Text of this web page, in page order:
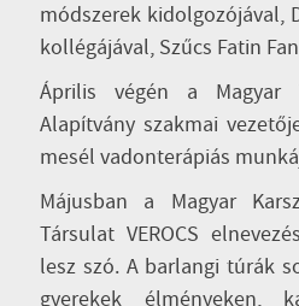
módszerek kidolgozójával,
kollégájával, Szűcs Fatin
Április végén a Magyar
Alapítvány szakmai
mesél vadonterápiás
Májusban a Magyar
Társulat VEROCS
lesz szó. A barlangi túrák
gyerekek élményeken,